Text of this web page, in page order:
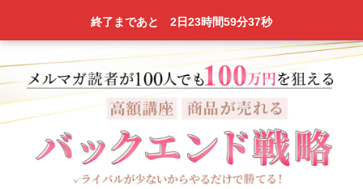
終了まであと 2日23時間59分36秒